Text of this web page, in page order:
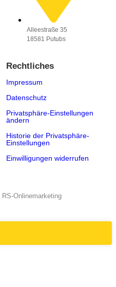
Alleestraße 35
18581 Putubs
Rechtliches
Impressum
Datenschutz
Privatsphäre-Einstellungen
ändern
Historie der Privatsphäre-
Einstellungen
Einwilligungen widerrufen
RS-Onlinemarketing